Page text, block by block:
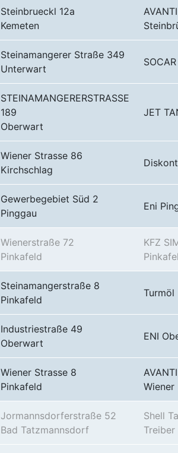
Steinbrueckl 12a
Kemeten
Steinamangerer Straße 349
Unterwart
STEINAMANGERERSTRASSE
189
Oberwart
JET
Wiener Strasse 86
Kirchschlag
Diskont
Gewerbegebiet Süd 2
Pinggau
Eni
Wienerstraße 72
Pinkafeld
KFZ
Steinamangerstraße 8
Pinkafeld
Turmöl
Industriestraße 49
Oberwart
ENI
Wiener Strasse 8
Pinkafeld
Wiener
Jormannsdorferstraße 52
Bad Tatzmannsdorf
Shell
Treiber